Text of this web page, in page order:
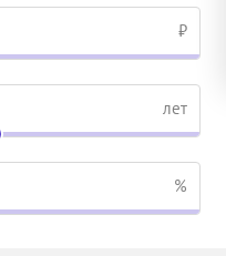
₽
лет
%